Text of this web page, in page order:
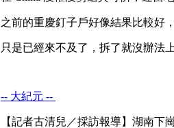
之前的重慶釘子戶好像結果比較好
只是已經來不及了，拆了就沒辦法
-- 大紀元 --
【記者古清兒／採訪報導】湖南